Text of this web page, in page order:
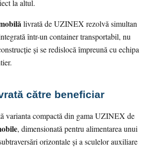
la altul.
livrată de UZINEX rezolvă simultan
într-un container transportabil, nu
și se redislocă împreună cu echipa
către beneficiar
varianta compactă din gama UZINEX de
, dimensionată pentru alimentarea unui
orizontale și a sculelor auxiliare